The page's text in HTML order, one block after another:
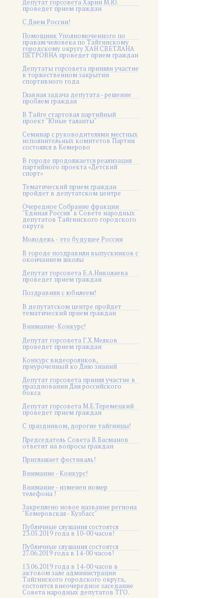
Депутат горсовета Харин М.Ю.
проведет прием граждан
С Днем России!
Помощник Уполномоченного по
правам человека по Тайгинскому
городскому округу ХАН СВЕТЛАНА
ПЕТРОВНА проведет прием граждан
Депутаты горсовета приняли участие
в торжественном закрытии
спортивного года
Главная задача депутата - решение
проблем граждан
В Тайге стартовал партийный
проект "Юные таланты"
Семинар с руководителями местных
исполнительных комитетов Партии
состоялся в Кемерово
В городе продолжается реализация
партийного проекта «Детский
спорт»
Тематический прием граждан
пройдет в депутатском центре
Очередное Собрание фракции
"Единая Россия" в Совете народных
депутатов Тайгинского городского
округа
Молодежь - это будущее России
В городе поздравили выпускников с
окончанием школы
Депутат горсовета Е.А.Николаева
проведет прием граждан
Поздравили с юбилеем!
В депутатском центре пройдет
тематический прием граждан
Внимание-Конкурс!
Депутат горсовета Г.Х.Мелков
проведет прием граждан
Конкурс видеороликов,
приуроченный ко Дню знаний
Депутат горсовета принял участие в
праздновании Дня российского
бокса
Депутат горсовета М.Е.Теремецкий
проведет прием граждан
С праздником, дорогие тайгинцы!
Председатель Совета В.Басманов
ответит на вопросы граждан
Приглашает фестиваль!
Внимание - Конкурс!
Внимание - изменен номер
телефона !
Закреплено новое название региона
"Кемеровская - Кузбасс"
Публичные слушания состоятся
23.05.2019 года в 10-00 часов!
Публичные слушания состоятся
27.06.2019 года в 14-00 часов!
13.06.2019 года в 14-00 часов в
актовом зале администрации
Тайгинского городского округа,
состоится внеочередное заседание
Совета народных депутатов ТГО.